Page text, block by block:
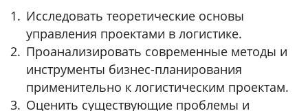
Исследовать теоретические основы
управления проектами в логистике.
Проанализировать современные методы и
инструменты бизнес-планирования
применительно к логистическим проектам.
Оценить существующие проблемы и